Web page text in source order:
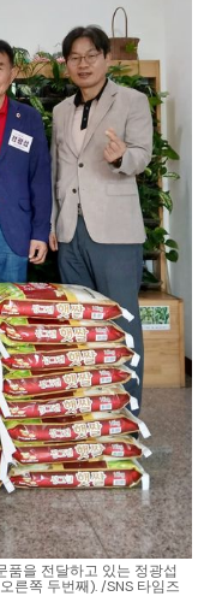
을 전달하고 있는 정광섭
른쪽 두번째). /SNS 타임즈